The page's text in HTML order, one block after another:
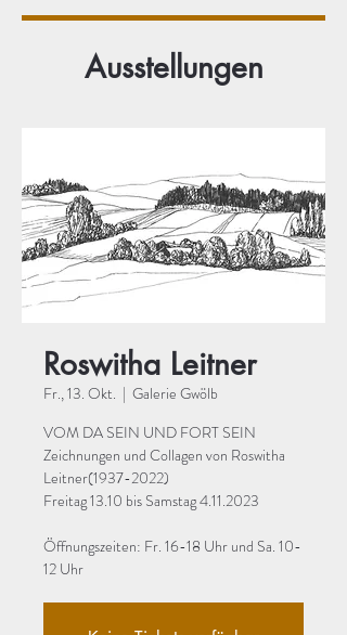
Roswitha Leitner
Fr., 13. Okt.
  |
Galerie Gwölb
VOM DA SEIN UND FORT SEIN
Zeichnungen und Collagen von Roswitha
Leitner(1937-2022)
Freitag 13.10 bis Samstag 4.11.2023
Öffnungszeiten: Fr. 16-18 Uhr und Sa. 10-
Ausstellungen